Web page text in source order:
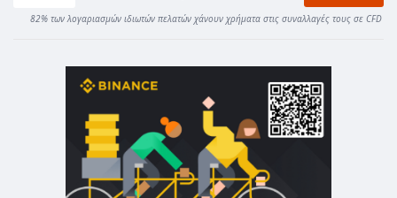
82% των λογαριασμών ιδιωτών πελατών χάνουν χρήματα στις συναλλαγές τους σε CFD